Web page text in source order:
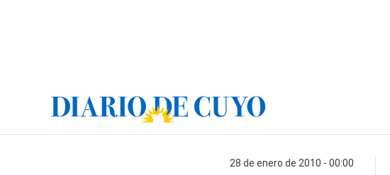
28 de enero de 2010 - 00:00